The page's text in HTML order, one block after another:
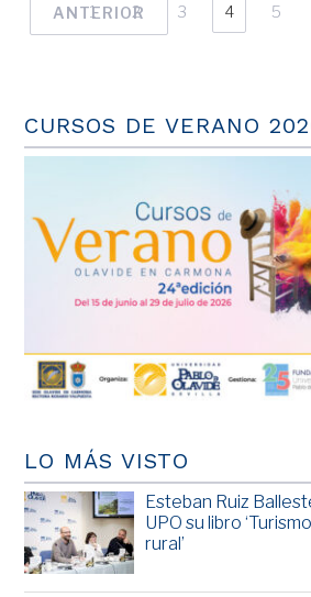
ANTERIOR
1 2 3 4 5
CURSOS DE VERANO
LO MÁS VISTO
Esteban Ruiz
UPO su libro
rural’